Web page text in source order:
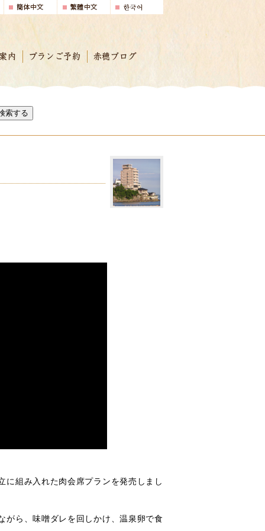
内 プランご予約 赤穂ブログ
索する
組み入れた肉会席プランを発売しまし
ら、味噌ダレを回しかけ、温泉卵で食